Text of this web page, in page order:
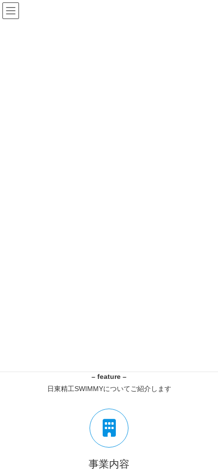
コ
ン
ナ
ビ
– feature –
日東精工SWIMMYについてご紹介します
事業内容